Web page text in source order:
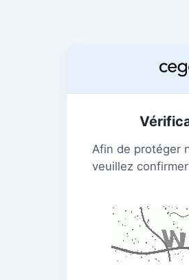
Afin de protéger
veuillez